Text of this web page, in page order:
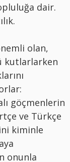
dair.
olan,
kutlarlarken
göçmenlerin
ve Türkçe
kiminle
onunla